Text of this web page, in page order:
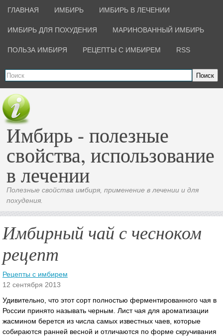
ГЛАВНАЯ ИМБИРЬ ИМБИРЬ В ЛЕЧЕНИИ
ИМБИРЬ ДЛЯ ПОХУДЕНИЯ МАРИНОВАННЫЙ ИМБИРЬ
ПОЛЬЗА ИМБИРЯ РЕЦЕПТЫ С ИМБИРЕМ RSS
Поиск
Имбирь - полезные
свойства, использование
в лечении
Полезные свойства имбиря, применение в лечении и для
похудения.
Имбирный чай с чесноком
рецепт
Рецепты с имбирем
12 сентября 2013
Удивительно, что этот сорт полностью ферментированного чая в
России принято называть черным. Лист чая для ароматизации
жасмином берется из числа самых известных чаев, которые
собираются ранней весной и отличаются по форме скручивания